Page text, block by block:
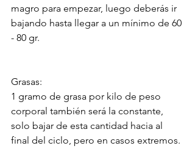
magro para empezar, luego deberás ir
bajando hasta llegar a un mínimo de 60
- 80 gr.
Grasas:
1 gramo de grasa por kilo de peso
corporal también será la constante,
solo bajar de esta cantidad hacia al
final del ciclo, pero en casos extremos.